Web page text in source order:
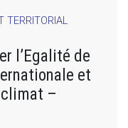
TERRITORIAL
l’Egalité de
et
–